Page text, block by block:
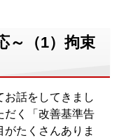
～（1）拘束
お話をしてきまし
だく「改善基準告
たくさんありま